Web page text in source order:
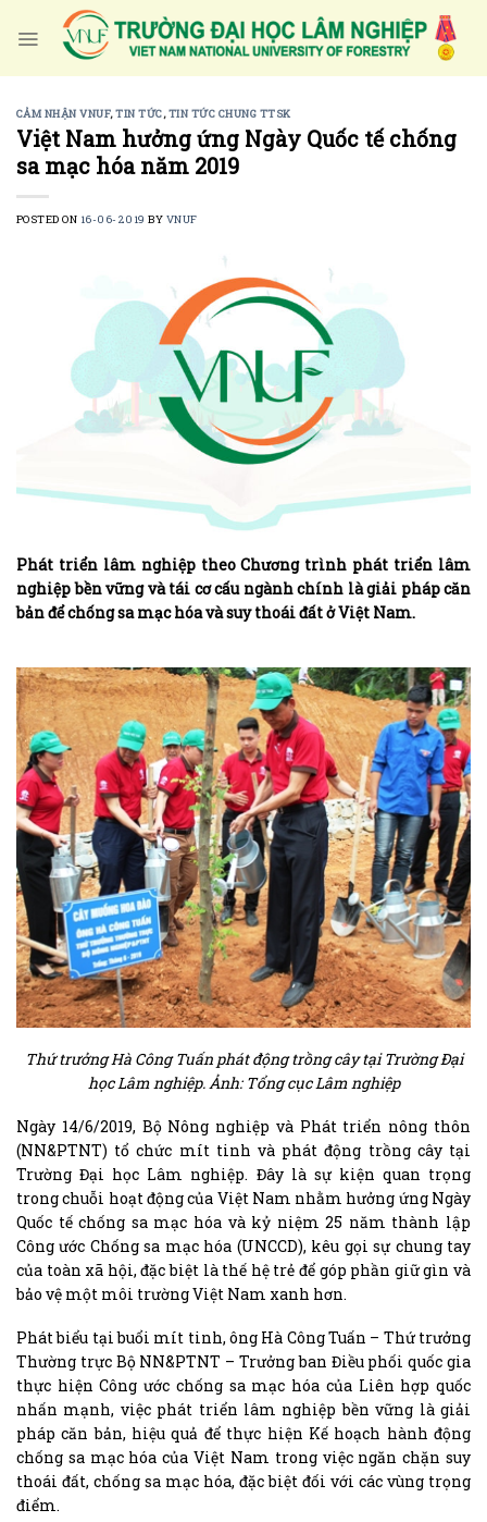
CẢM NHẬN VNUF,TIN TỨC,TIN TỨC CHUNG TTSK
Việt Nam hưởng ứng Ngày Quốc tế chống
sa mạc hóa năm 2019
POSTED ON 16-06-2019 BY VNUF
Phát triển lâm nghiệp theo Chương trình phát triển lâm
nghiệp bền vững và tái cơ cấu ngành chính là giải pháp căn
bản để chống sa mạc hóa và suy thoái đất ở Việt Nam.
Thứ trưởng Hà Công Tuấn phát động trồng cây tại Trường Đại
học Lâm nghiệp. Ảnh: Tổng cục Lâm nghiệp
Ngày 14/6/2019, Bộ Nông nghiệp và Phát triển nông thôn
(NN&PTNT) tổ chức mít tinh và phát động trồng cây tại
Trường Đại học Lâm nghiệp. Đây là sự kiện quan trọng
trong chuỗi hoạt động của Việt Nam nhằm hưởng ứng Ngày
Quốc tế chống sa mạc hóa và kỷ niệm 25 năm thành lập
Công ước Chống sa mạc hóa (UNCCD), kêu gọi sự chung tay
của toàn xã hội, đặc biệt là thế hệ trẻ để góp phần giữ gìn và
bảo vệ một môi trường Việt Nam xanh hơn.
Phát biểu tại buổi mít tinh, ông Hà Công Tuấn – Thứ trưởng
Thường trực Bộ NN&PTNT – Trưởng ban Điều phối quốc gia
thực hiện Công ước chống sa mạc hóa của Liên hợp quốc
nhấn mạnh, việc phát triển lâm nghiệp bền vững là giải
pháp căn bản, hiệu quả để thực hiện Kế hoạch hành động
chống sa mạc hóa của Việt Nam trong việc ngăn chặn suy
thoái đất, chống sa mạc hóa, đặc biệt đối với các vùng trọng
điểm.